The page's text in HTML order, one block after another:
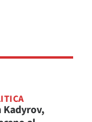
Kadyrov,